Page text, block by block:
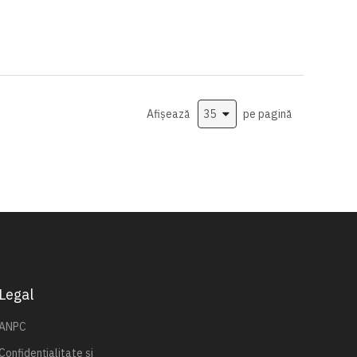
Afișează
pe pagină
Legal
Confidențialitate și